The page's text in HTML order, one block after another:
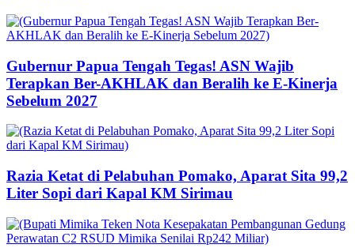
Gubernur Papua Tengah Tegas! ASN Wajib
Terapkan Ber-AKHLAK dan Beralih ke E-Kinerja
Sebelum 2027
Razia Ketat di Pelabuhan Pomako, Aparat Sita 99,2
Liter Sopi dari Kapal KM Sirimau